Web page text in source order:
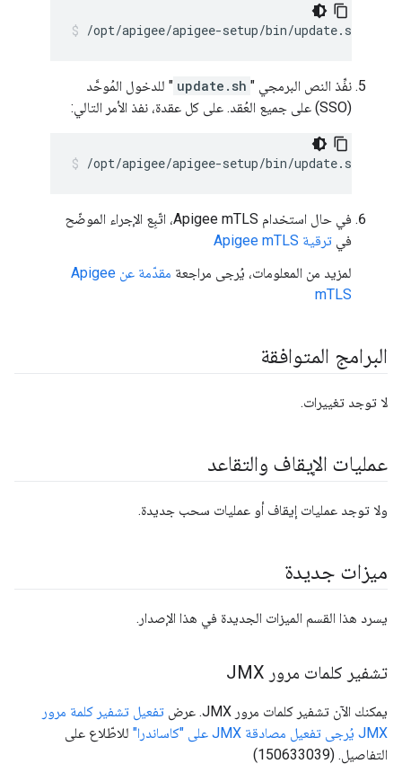
/opt/apigee/apigee-setup/bin/update.sh -c
نفِّذ النص البرمجي " update.sh " للدخول المُوحَّد
(SSO) على جميع العُقد. على كل عقدة، نفذ الأمر التالي:
/opt/apigee/apigee-setup/bin/update.sh -c
في حال استخدام Apigee mTLS، اتّبِع الإجراء الموضّح
في ترقية Apigee mTLS
لمزيد من المعلومات، يُرجى مراجعة
مقدّمة عن Apigee
mTLS
البرامج المتوافقة
لا توجد تغييرات.
عمليات الإيقاف والتقاعد
ولا توجد عمليات إيقاف أو عمليات سحب جديدة.
ميزات جديدة
يسرد هذا القسم الميزات الجديدة في هذا الإصدار.
تشفير كلمات مرور JMX
يمكنك الآن تشفير كلمات مرور JMX. عرض
تفعيل تشفير كلمة مرور
JMX يُرجى تفعيل مصادقة JMX على "كاساندرا"
للاطّلاع على
التفاصيل. (150633039)